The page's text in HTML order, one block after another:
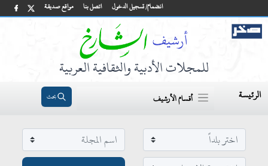
مواقع صديقة اتصل بنا انضمام/ تسجيل الدخول
للمجلات الأدبية والثقافية العربية
الرئيسة أقسام الأرشيف بحث